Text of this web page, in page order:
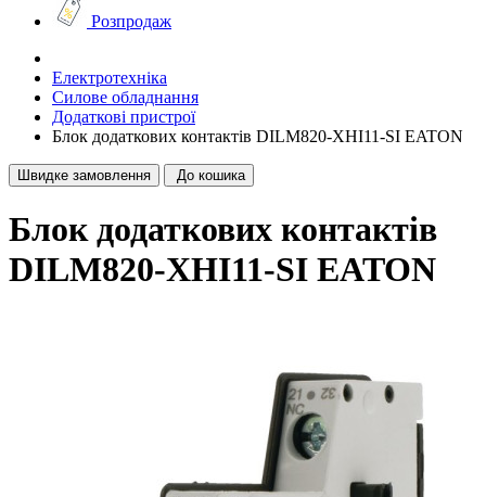
Розпродаж
Електротехніка
Силове обладнання
Додаткові пристрої
Блок додаткових контактів DILM820-XHI11-SI EATON
Швидке замовлення До кошика
Блок додаткових контактів
DILM820-XHI11-SI EATON